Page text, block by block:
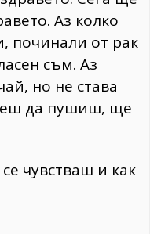
Аз колко
починали от рак
съм. Аз
но не става
да пушиш, ще
чувстваш и как